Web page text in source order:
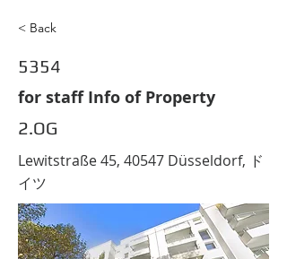
< Back
5354
for staff Info of Property
2.OG
Lewitstraße 45, 40547 Düsseldorf, ド
イツ